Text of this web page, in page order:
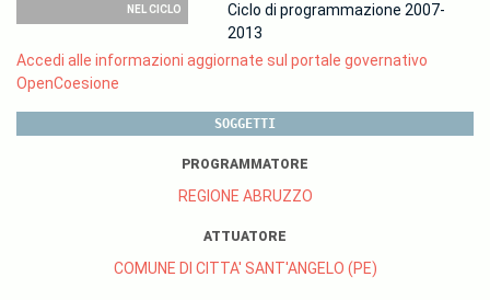
NEL CICLO
Ciclo di programmazione 2007-
2013
Accedi alle informazioni aggiornate sul portale governativo
OpenCoesione
SOGGETTI
PROGRAMMATORE
REGIONE ABRUZZO
ATTUATORE
COMUNE DI CITTA' SANT'ANGELO (PE)